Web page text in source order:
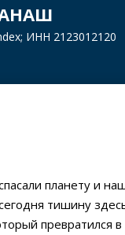
ИНН 2123012120
планету и
тишину
превратился